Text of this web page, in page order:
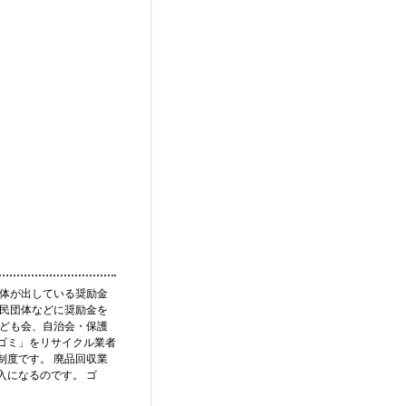
が出している奨励金
団体などに奨励金を
も会、自治会・保護
ミ」をリサイクル業者
度です。 廃品回収業
になるのです。 ゴ